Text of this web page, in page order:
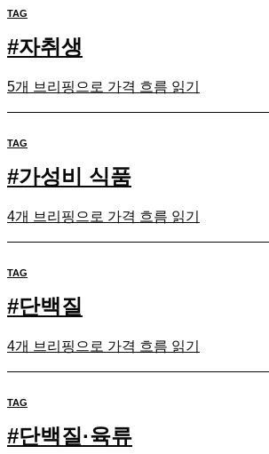
TAG
#자취생
5개 브리핑으로 가격 흐름 읽기
TAG
#가성비 식품
4개 브리핑으로 가격 흐름 읽기
TAG
#단백질
4개 브리핑으로 가격 흐름 읽기
TAG
#단백질·육류